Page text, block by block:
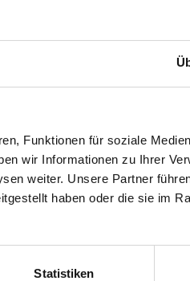
Funktionen für soziale
wir Informationen zu Ihrer
weiter. Unsere Partner
haben oder die sie im
Statistiken